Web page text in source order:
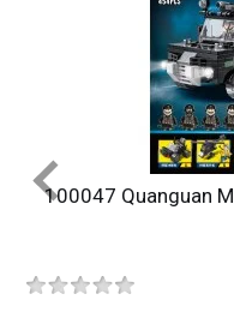
100047 Quanguan